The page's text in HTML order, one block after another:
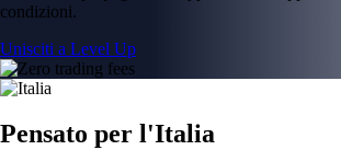
condizioni.
Unisciti a Level Up
Pensato per l'Italia